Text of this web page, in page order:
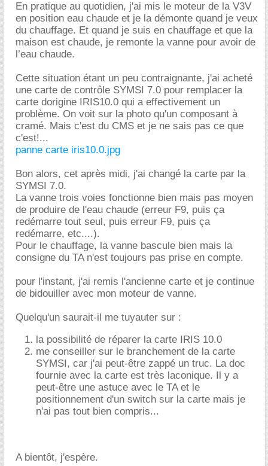
En pratique au quotidien, j'ai mis le moteur de la V3V
en position eau chaude et je la démonte quand je veux
du chauffage. Et quand je suis en chauffage et que la
maison est chaude, je remonte la vanne pour avoir de
l’eau chaude.
Cette situation étant un peu contraignante, j'ai acheté
une carte de contrôle SYMSI 7.0 pour remplacer la
carte dorigine IRIS10.0 qui a effectivement un
problème. On voit sur la photo qu'un composant à
cramé. Mais c'est du CMS et je ne sais pas ce que
c'est!...
panne carte iris10.0.jpg
Bon alors, cet après midi, j'ai changé la carte par la
SYMSI 7.0.
La vanne trois voies fonctionne bien mais pas moyen
de produire de l'eau chaude (erreur F9, puis ça
redémarre tout seul, puis erreur F9, puis ça
redémarre, etc....).
Pour le chauffage, la vanne bascule bien mais la
consigne du TA n'est toujours pas prise en compte.
pour l'instant, j'ai remis l'ancienne carte et je continue
de bidouiller avec mon moteur de vanne.
Quelqu'un saurait-il me tuyauter sur :
la possibilité de réparer la carte IRIS 10.0
me conseiller sur le branchement de la carte
SYMSI, car j'ai peut-être zappé un truc. La doc
fournie avec la carte est très laconique. Il y a
peut-être une astuce avec le TA et le
positionnement d'un switch sur la carte mais je
n'ai pas tout bien compris...
A bientôt, j'espère.